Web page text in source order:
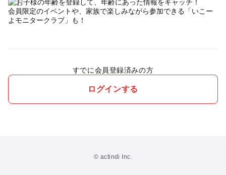
会員限定のイベントや、家族で楽しみながら参加できる「いこー
よモニタークラブ」も！
すでに会員登録済みの方
ログインする
© actindi Inc.